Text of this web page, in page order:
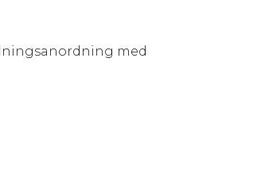
med